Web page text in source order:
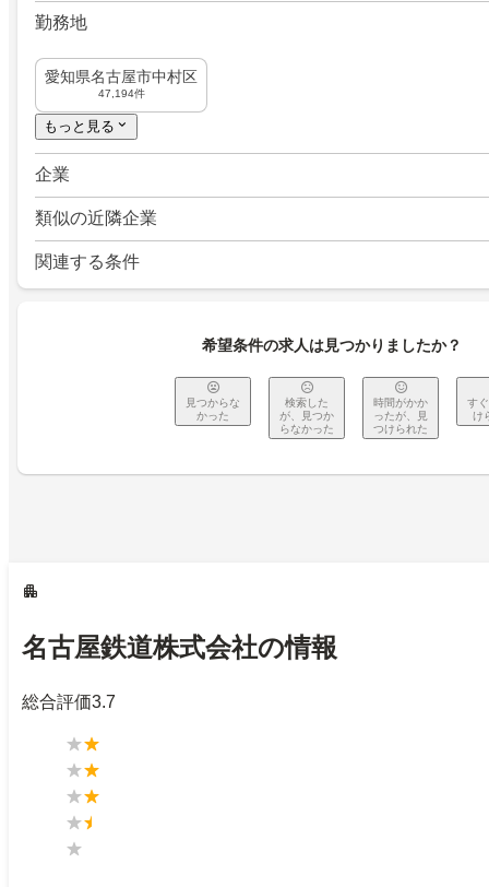
勤務地
愛知県名古屋市中村区
47,194件
もっと見る
企業
類似の近隣企業
関連する条件
希望条件の求人は見つかりましたか？
見つからな
かった
検索した
が、見つか
らなかった
時間がかか
ったが、見
つけられた
す
け
名古屋鉄道株式会社の情報
総合評価3.7